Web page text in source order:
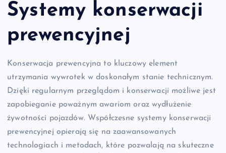
Systemy konserwacji
prewencyjnej
Konserwacja prewencyjna to kluczowy element
utrzymania wywrotek w doskonałym stanie technicznym.
Dzięki regularnym przeglądom i konserwacji możliwe jest
zapobieganie poważnym awariom oraz wydłużenie
żywotności pojazdów. Współczesne systemy konserwacji
prewencyjnej opierają się na zaawansowanych
technologiach i metodach, które pozwalają na skuteczne